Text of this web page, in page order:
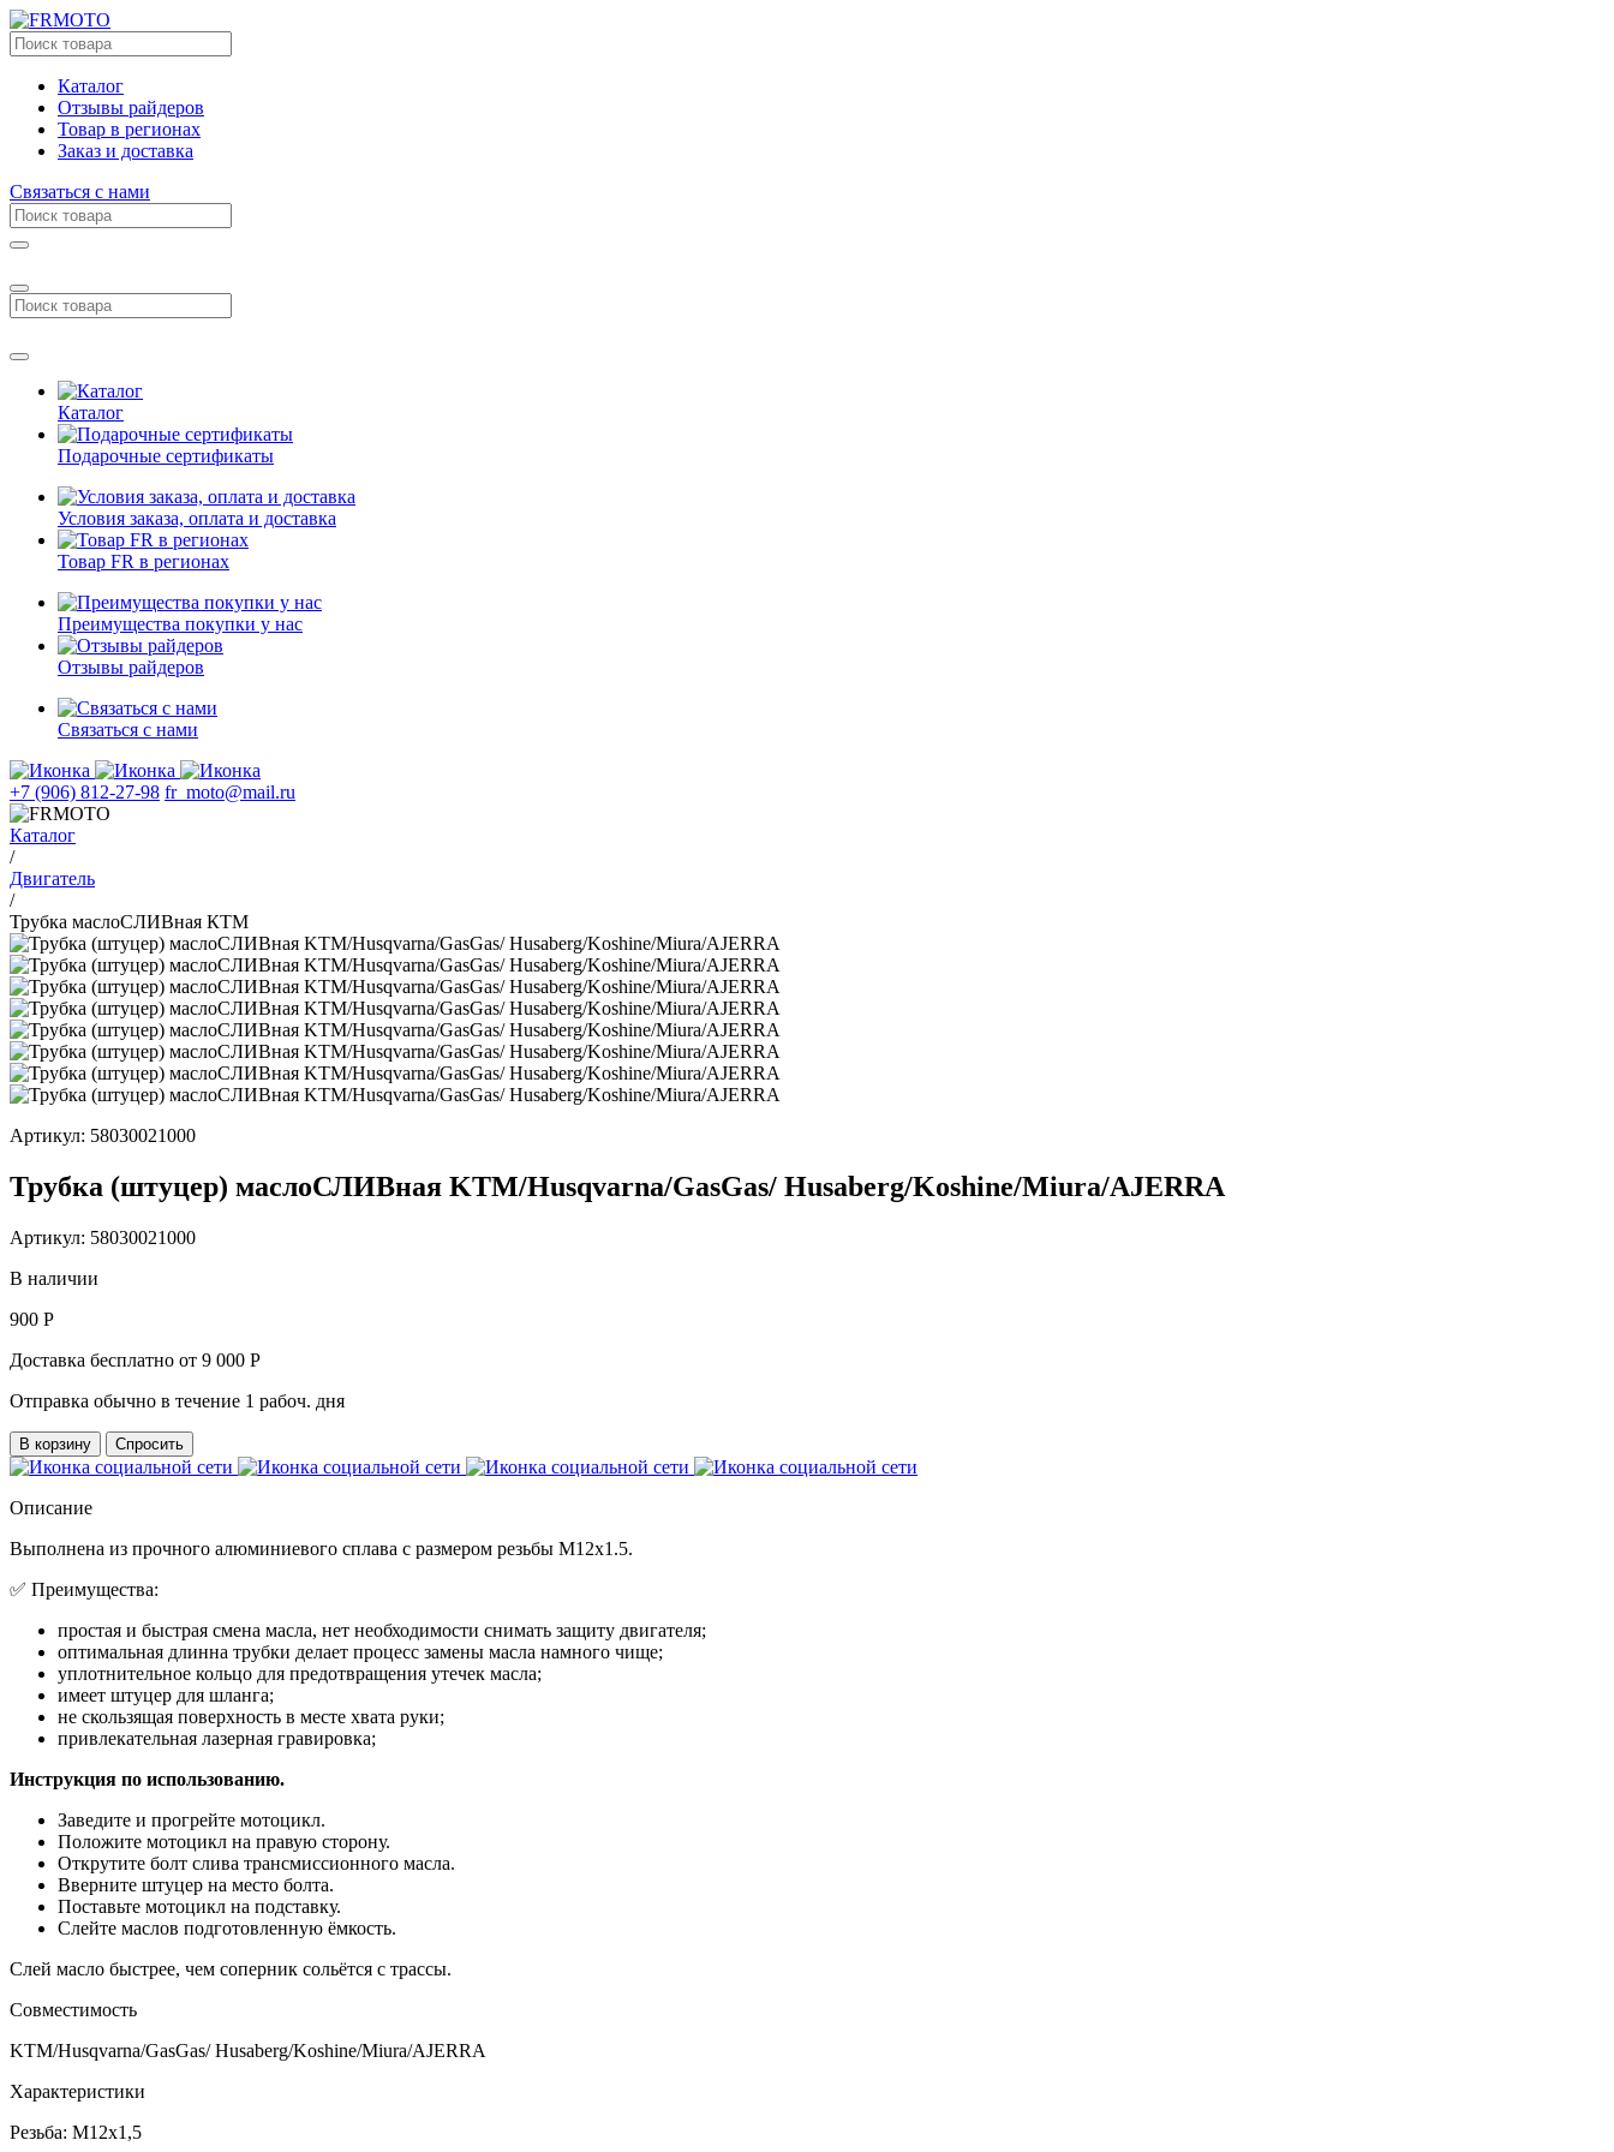
Каталог
Отзывы райдеров
Товар в регионах
Заказ и доставка
Связаться с нами
Каталог
Подарочные сертификаты
Условия заказа, оплата и доставка
Товар FR в регионах
Преимущества покупки у нас
Отзывы райдеров
Связаться с нами
+7 (906) 812-27-98 fr_moto@mail.ru
Каталог
/
Двигатель
/
Трубка маслоСЛИВная КТМ
Артикул: 58030021000
Трубка (штуцер) маслоСЛИВная KTM/Husqvarna/GasGas/ Husaberg/Koshine/Miura/AJERRA
Артикул: 58030021000
В наличии
900 Р
Доставка бесплатно от 9 000 Р
Отправка обычно в течение 1 рабоч. дня
В корзину Спросить
Описание
Выполнена из прочного алюминиевого сплава с размером резьбы М12х1.5.
✅ Преимущества:
простая и быстрая смена масла, нет необходимости снимать защиту двигателя;
оптимальная длинна трубки делает процесс замены масла намного чище;
уплотнительное кольцо для предотвращения утечек масла;
имеет штуцер для шланга;
не скользящая поверхность в месте хвата руки;
привлекательная лазерная гравировка;
Инструкция по использованию.
Заведите и прогрейте мотоцикл.
Положите мотоцикл на правую сторону.
Открутите болт слива трансмиссионного масла.
Вверните штуцер на место болта.
Поставьте мотоцикл на подставку.
Слейте маслов подготовленную ёмкость.
Слей масло быстрее, чем соперник сольётся с трассы.
Совместимость
KTM/Husqvarna/GasGas/ Husaberg/Koshine/Miura/AJERRA
Характеристики
Резьба: М12х1,5